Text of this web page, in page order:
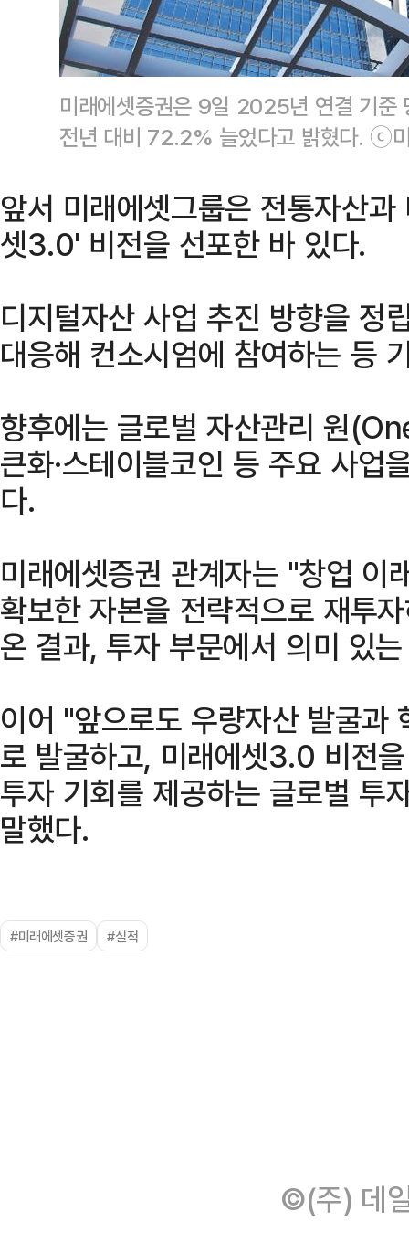
미래에셋증권은 9일 2025년 연결 기준
전년 대비 72.2% 늘었다고 밝혔다. ⓒ
앞서 미래에셋그룹은 전통자산
셋3.0' 비전을 선포한 바 있다.
디지털자산 사업 추진 방향을 정
대응해 컨소시엄에 참여하는 등
향후에는 글로벌 자산관리 원
큰화·스테이블코인 등 주요 사업
다.
미래에셋증권 관계자는 "창업 이
확보한 자본을 전략적으로 재투
온 결과, 투자 부문에서 의미 있
이어 "앞으로도 우량자산 발굴과
로 발굴하고, 미래에셋3.0 비전
투자 기회를 제공하는 글로벌 투
말했다.
#미래에셋증권 #실적
©(주) 데